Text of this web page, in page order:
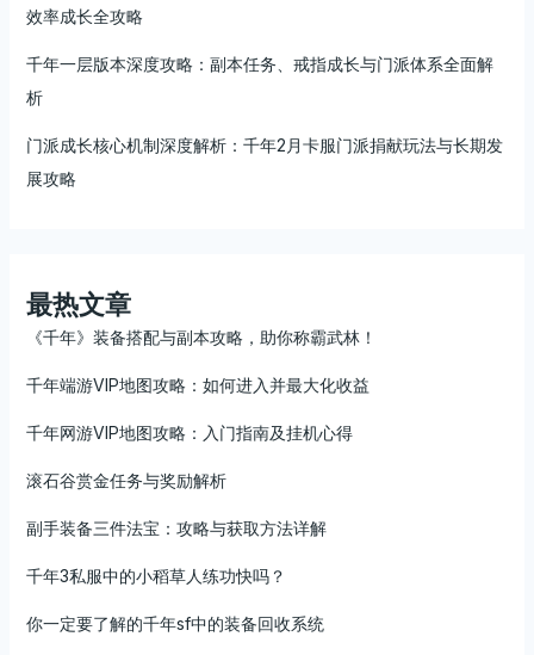
效率成长全攻略
千年一层版本深度攻略：副本任务、戒指成长与门派体系全面解
析
门派成长核心机制深度解析：千年2月卡服门派捐献玩法与长期发
展攻略
最热文章
《千年》装备搭配与副本攻略，助你称霸武林！
千年端游VIP地图攻略：如何进入并最大化收益
千年网游VIP地图攻略：入门指南及挂机心得
滚石谷赏金任务与奖励解析
副手装备三件法宝：攻略与获取方法详解
千年3私服中的小稻草人练功快吗？
你一定要了解的千年sf中的装备回收系统